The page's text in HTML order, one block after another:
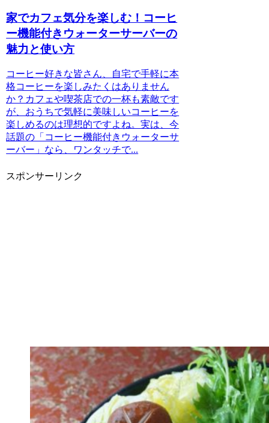
家でカフェ気分を楽しむ！コーヒ
ー機能付きウォーターサーバーの
魅力と使い方
コーヒー好きな皆さん、自宅で手軽に本
格コーヒーを楽しみたくはありません
か？カフェや喫茶店での一杯も素敵です
が、おうちで気軽に美味しいコーヒーを
楽しめるのは理想的ですよね。実は、今
話題の「コーヒー機能付きウォーターサ
ーバー」なら、ワンタッチで...
スポンサーリンク